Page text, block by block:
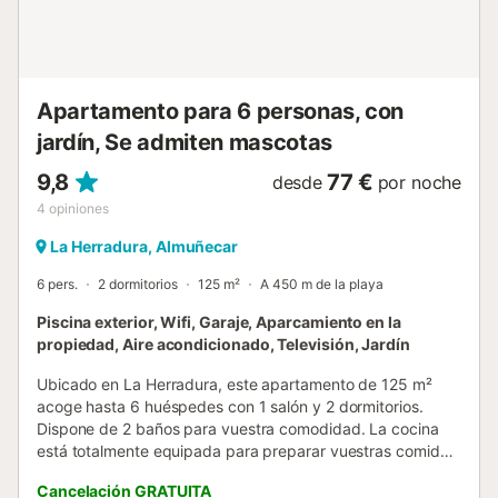
Apartamento para 6 personas, con
jardín, Se admiten mascotas
9,8
4 opiniones
desde 77 € por noche
La Herradura, Almuñecar
6 pers. 2 dormitorios 125 m² A 450 m de la playa
Piscina exterior, Wifi, Garaje, Aparcamiento en la
propiedad, Aire acondicionado, Televisión, Jardín
Ubicado en La Herradura, este apartamento de 125 m²
acoge hasta 6 huéspedes con 1 salón y 2 dormitorios.
Dispone de 2 baños para vuestra comodidad. La cocina
está totalmente equipada para preparar vuestras comidas.
Cancelación GRATUITA